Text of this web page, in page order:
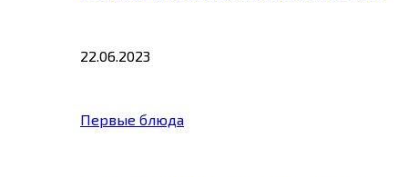
22.06.2023
Первые блюда